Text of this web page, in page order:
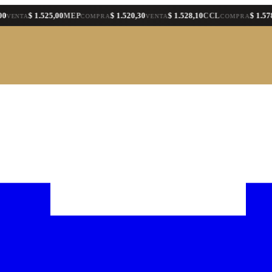
$ 1.525,00MEPCOMPRA$ 1.520,30VENTA$ 1.528,10CCLCOMPRA$ 1.578,40